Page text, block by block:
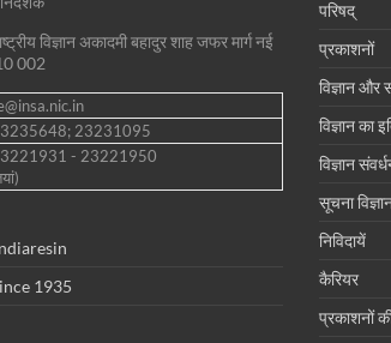
विज्ञान अकादमी बहादुर शाह जफर मार्ग नई
002
23231095
- 23221950
1935
परिषद्
प्रकाशनों
विज्ञान और
विज्ञान का
विज्ञान
सूचना
निविदायें
कैरियर
प्रकाशनों